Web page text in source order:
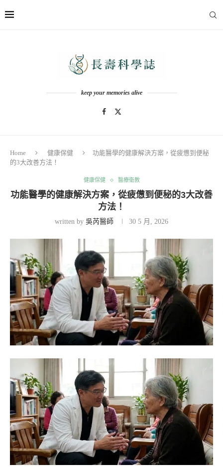
keep your memories alive
Home 健康保健
功能醫學的健康解決方案，從疲憊到便秘
的3大改善方法！
健康保健 醫療衛教
功能醫學的健康解決方案，從疲憊到便秘的3大改善
方法！
written by 吳芮醫師 30 5 月, 2026